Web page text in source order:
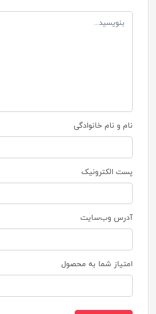
نام و نام خانوادگی
پست الکترونیک
آدرس وب‌سایت
امتیاز شما به محصول